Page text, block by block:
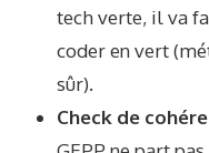
tech verte, il va
coder en vert
sûr).
Check de